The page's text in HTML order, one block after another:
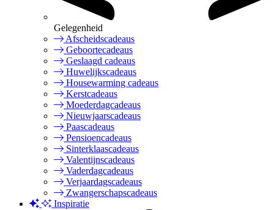
Gelegenheid
Afscheidscadeaus
Geboortecadeaus
Geslaagd cadeaus
Huwelijkscadeaus
Housewarming cadeaus
Kerstcadeaus
Moederdagcadeaus
Nieuwjaarscadeaus
Paascadeaus
Pensioencadeaus
Sinterklaascadeaus
Valentijnscadeaus
Vaderdagcadeaus
Verjaardagscadeaus
Zwangerschapscadeaus
Inspiratie